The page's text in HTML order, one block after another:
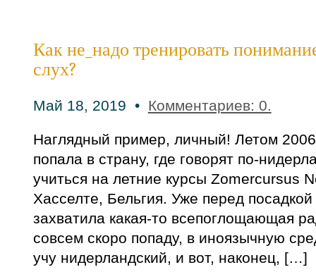
Как не_надо тренировать
слух?
Май 18, 2019 • Комментариев: 0.
Наглядный пример, личный! Летом
попала в страну, где говорят по-
учиться на летние курсы Zomercursus
Хасселте, Бельгия. Уже перед
захватила какая-то всепоглощающая
совсем скоро попаду, в иноязычную
учу нидерландский, и вот, наконец, […]